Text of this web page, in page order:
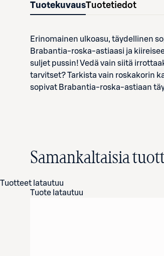
TuotekuvausTuotetiedot
Erinomainen ulkoasu, täydellinen
Brabantia-roska-astiaasi ja
suljet pussin! Vedä vain siitä
tarvitset? Tarkista vain roskakorin
sopivat Brabantia-roska-astiaan
Samankaltaisia
Tuotteet latautuu
Tuote latautuu